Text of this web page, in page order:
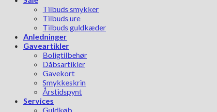
Tilbuds smykker
Tilbuds ure
Tilbuds guldkæder
Anledninger
Gaveartikler
Boligtilbehør
Dåbsartikler
Gavekort
Smykkeskrin
Årstidspynt
Services
Guldkøb